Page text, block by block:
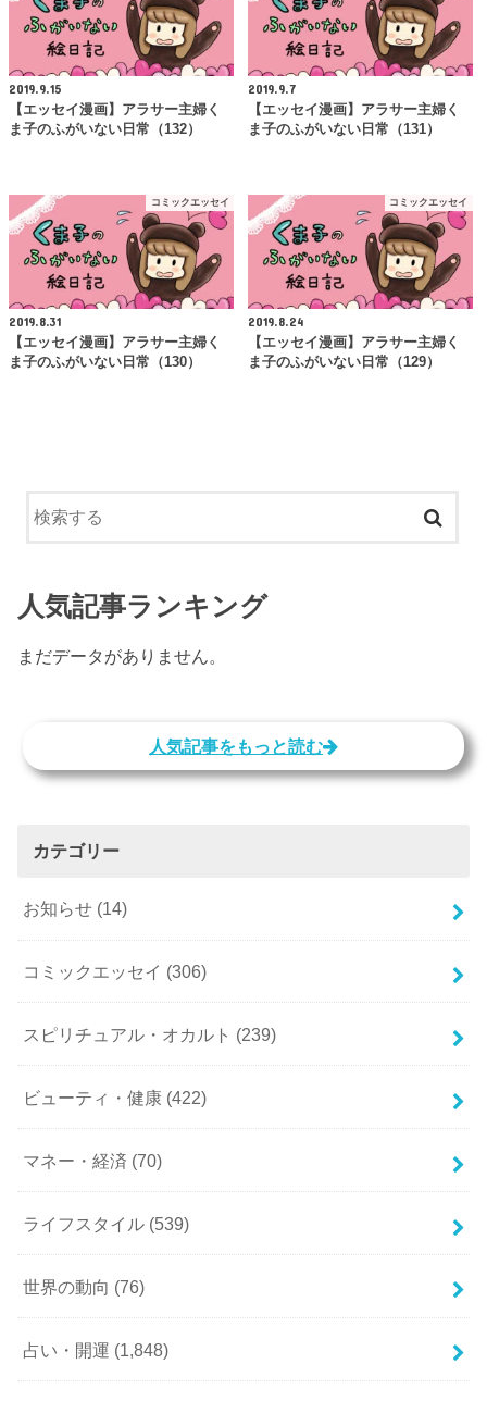
2019.9.15
【エッセイ漫画】アラサー主婦く
ま子のふがいない日常（132）
2019.9.7
【エッセイ漫画】アラサー主婦く
ま子のふがいない日常（131）
コミックエッセイ
2019.8.31
【エッセイ漫画】アラサー主婦く
ま子のふがいない日常（130）
コミックエッセイ
2019.8.24
【エッセイ漫画】アラサー主婦く
ま子のふがいない日常（129）
人気記事ランキング
まだデータがありません。
人気記事をもっと読む
カテゴリー
お知らせ (14)
コミックエッセイ (306)
スピリチュアル・オカルト (239)
ビューティ・健康 (422)
マネー・経済 (70)
ライフスタイル (539)
世界の動向 (76)
占い・開運 (1,848)